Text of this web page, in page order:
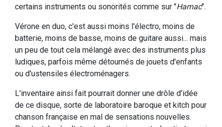
certains instruments ou sonorités comme sur "Hamac".
Vérone en duo, c'est aussi moins l'électro, moins de
batterie, moins de basse, moins de guitare aussi... mais
un peu de tout cela mélangé avec des instruments plus
ludiques, parfois même détournés de jouets d'enfants
ou d'ustensiles électroménagers.
L'inventaire ainsi fait pourrait donner une drôle d'idée
de ce disque, sorte de laboratoire baroque et kitch pour
chanson française en mal de sensations nouvelles.